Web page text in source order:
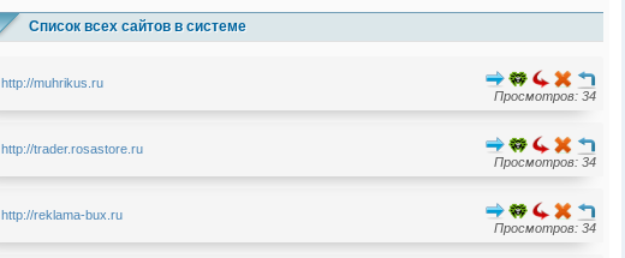
Список всех сайтов в системе
http://muhrikus.ru
Просмотров: 34
http://trader.rosastore.ru
Просмотров: 34
http://reklama-bux.ru
Просмотров: 34